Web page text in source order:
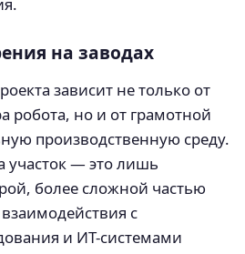
на заводах
зависит не только от
робота, но и от грамотной
производственную среду.
участок — это лишь
более сложной частью
с
и ИТ-системами